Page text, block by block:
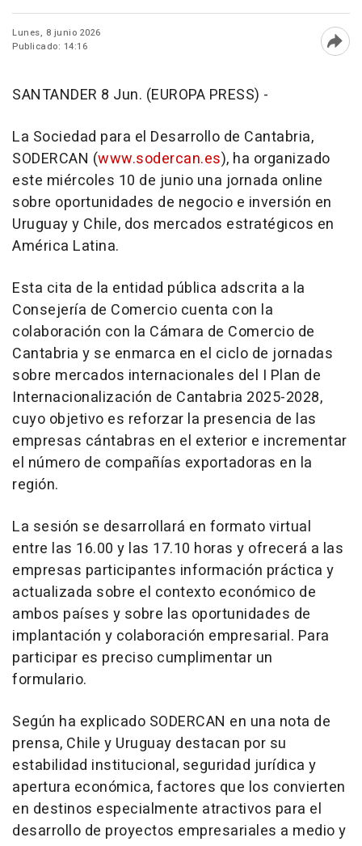
Lunes, 8 junio 2026
Publicado: 14:16
SANTANDER 8 Jun. (EUROPA PRESS) -
La Sociedad para el Desarrollo de Cantabria,
SODERCAN (www.sodercan.es), ha organizado
este miércoles 10 de junio una jornada online
sobre oportunidades de negocio e inversión en
Uruguay y Chile, dos mercados estratégicos en
América Latina.
Esta cita de la entidad pública adscrita a la
Consejería de Comercio cuenta con la
colaboración con la Cámara de Comercio de
Cantabria y se enmarca en el ciclo de jornadas
sobre mercados internacionales del I Plan de
Internacionalización de Cantabria 2025-2028,
cuyo objetivo es reforzar la presencia de las
empresas cántabras en el exterior e incrementar
el número de compañías exportadoras en la
región.
La sesión se desarrollará en formato virtual
entre las 16.00 y las 17.10 horas y ofrecerá a las
empresas participantes información práctica y
actualizada sobre el contexto económico de
ambos países y sobre las oportunidades de
implantación y colaboración empresarial. Para
participar es preciso cumplimentar un
formulario.
Según ha explicado SODERCAN en una nota de
prensa, Chile y Uruguay destacan por su
estabilidad institucional, seguridad jurídica y
apertura económica, factores que los convierten
en destinos especialmente atractivos para el
desarrollo de proyectos empresariales a medio y